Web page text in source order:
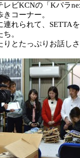
レビKCNの「Kパラ
コーナー。
連れられて、SETTA
。
りとたっぷりお話し